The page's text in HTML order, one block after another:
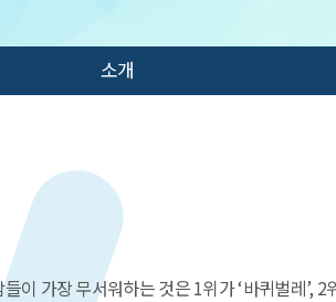
소개
들이 가장 무서워하는 것은 1위가 ‘바퀴벌레’,